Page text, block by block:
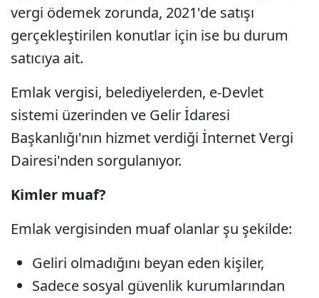
vergi ödemek zorunda, 2021'de satışı
gerçekleştirilen konutlar için ise bu durum
satıcıya ait.
Emlak vergisi, belediyelerden, e-Devlet
sistemi üzerinden ve Gelir İdaresi
Başkanlığı'nın hizmet verdiği İnternet Vergi
Dairesi'nden sorgulanıyor.
Kimler muaf?
Emlak vergisinden muaf olanlar şu şekilde:
Geliri olmadığını beyan eden kişiler,
Sadece sosyal güvenlik kurumlarından